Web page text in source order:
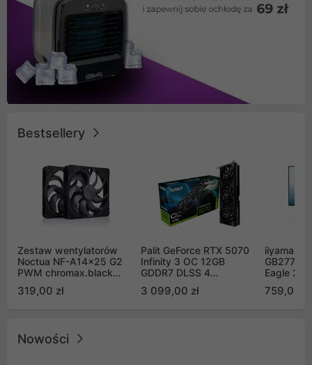
Bestsellery
Zestaw wentylatorów
Noctua NF-A14x25 G2
PWM chromax.black
Push Pull (2szt)
319,00 zł
Palit GeForce RTX 5070
Infinity 3 OC 12GB
GDDR7 DLSS 4
GB2050S)
3 099,00 zł
iiyama G-
Eagle 27"
759,00 zł
Nowości